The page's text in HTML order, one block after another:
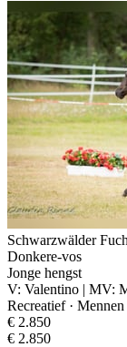
Schwarzwälder
Donkere-vos
Jonge hengst
V: Valentino | MV:
Recreatief · Mennen
€ 2.850
€ 2.850